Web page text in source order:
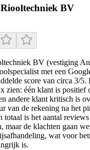
BV
BV (vestiging
met een
score van circa 3/5.
zien: één klant is positief
andere klant kritisch is
van de rekening na het
totaal is het aantal
maar de klachten gaan
wat voor
is.